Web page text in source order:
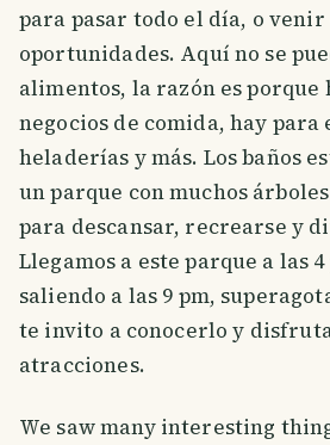
para pasar todo el día, o
oportunidades. Aquí no se
alimentos, la razón es porque
negocios de comida, hay para
heladerías y más. Los baños
un parque con muchos
para descansar, recrearse y
Llegamos a este parque a las
saliendo a las 9 pm,
te invito a conocerlo y
atracciones.
We saw many interesting